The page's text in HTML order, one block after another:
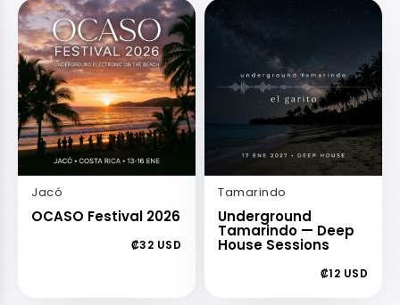
Jacó
OCASO Festival 2026
₡32 USD
Tamarindo
Underground
Tamarindo — Deep
House Sessions
₡12 USD